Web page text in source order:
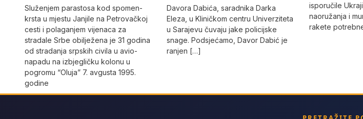
Služenjem parastosa kod spomen-
krsta u mjestu Janjile na Petrovačkoj
cesti i polaganjem vijenaca za
stradale Srbe obilježena je 31 godina
od stradanja srpskih civila u avio-
napadu na izbjegličku kolonu u
pogromu “Oluja” 7. avgusta 1995.
godine
Davora Dabića, saradnika Darka
Eleza, u Kliničkom centru Univerziteta
u Sarajevu čuvaju jake policijske
snage. Podsjećamo, Davor Dabić je
ranjen […]
isporučile
naoružanja i
rakete